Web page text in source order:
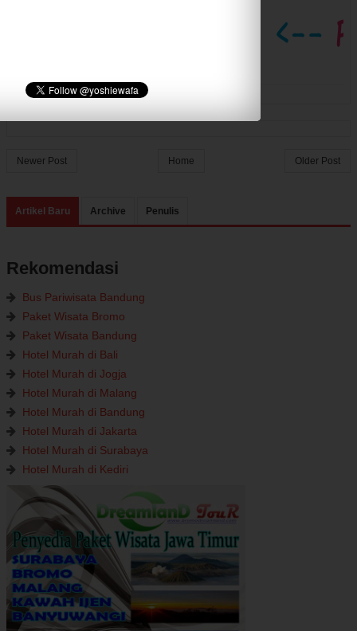
Newer Post Older Post
Home
Artikel Baru Archive Penulis
Rekomendasi
Bus Pariwisata Bandung
Paket Wisata Bromo
Paket Wisata Bandung
Hotel Murah di Bali
Hotel Murah di Jogja
Hotel Murah di Malang
Hotel Murah di Bandung
Hotel Murah di Jakarta
Hotel Murah di Surabaya
Hotel Murah di Kediri